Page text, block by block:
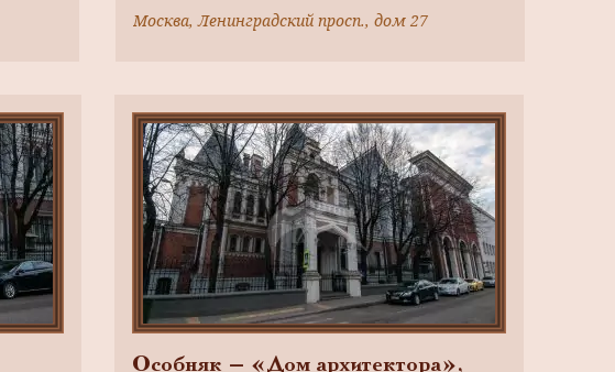
Москва, Ленинградский просп., дом 27
Особняк — «Дом архитектора»,